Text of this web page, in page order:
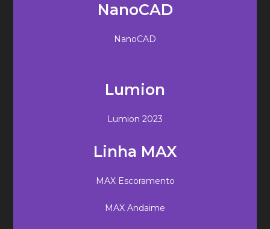
NanoCAD
NanoCAD
Lumion
Lumion 2023
Linha MAX
MAX Escoramento
MAX Andaime